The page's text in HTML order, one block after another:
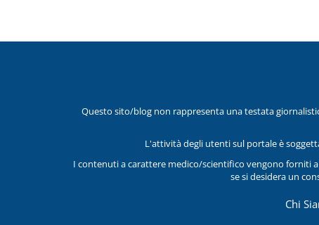
Questo sito/blog non rappresenta una testata
L'attività degli utenti sul portale è
I contenuti a carattere medico/scientifico vengono forniti
se si desidera un
Chi